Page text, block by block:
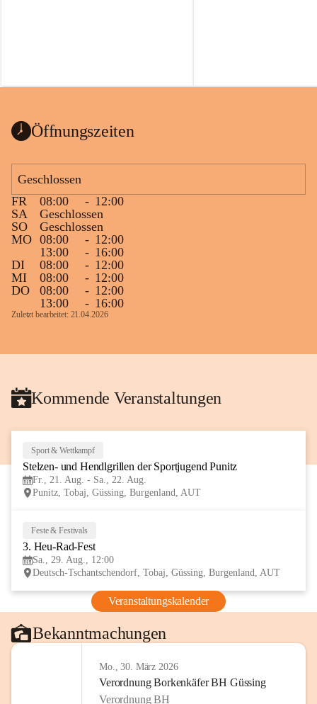
Wanduhr (!) benutzt und musste
Das Gemeindeamt freut sich sehr über die
Spende >lesenswerter< Bücher und
vorsortiert in die Bücherzelle eingeräumt
werden können.
Gleichzeitig möchten wir uns bei all Jenen
sehr herzlich bedanken, die bereits viele
tolle Bücher spendiert haben.
Gesundheit, Gelassenheit
Öffnungszeiten
Geschlossen
FR
08:00 - 12:00
SA
Geschlossen
SO
Geschlossen
MO 08:00 - 12:00
13:00
- 16:00
DI
08:00 - 12:00
MI
08:00 - 12:00
DO
08:00 - 12:00
13:00
- 16:00
Zuletzt bearbeitet: 21.04.2026
Kommende Veranstaltungen
Sport & Wettkampf
Stelzen- und Hendlgrillen der Sportjugend Punitz
Fr., 21. Aug. - Sa., 22. Aug.
Punitz, Tobaj, Güssing, Burgenland, AUT
Feste & Festivals
3. Heu-Rad-Fest
Sa., 29. Aug., 12:00
Deutsch-Tschantschendorf, Tobaj, Güssing, Burgenland, AUT
Veranstaltungskalender
Bekanntmachungen
Mo., 30. März 2026
Verordnung Borkenkäfer BH Güssing
Verordnung BH